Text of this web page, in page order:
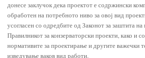
донесе заклучок дека проектот е содржински
обработен на потребното ниво за овој вид
усогласен со одредбите од Законот за заштита
Правилникот за конзерваторски проекти, како и
нормативите за проектирање и другите важечки
изведување ваков вид работи.